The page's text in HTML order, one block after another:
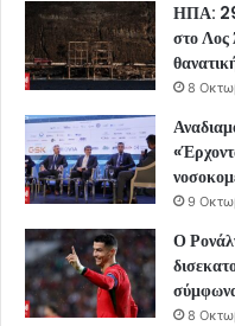
ΗΠΑ:
στο Λος
8
9
Ο
8